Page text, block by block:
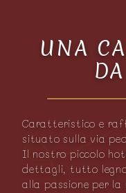
UNA
Caratteristico e
situato sulla via
Il nostro piccolo
dettagli, tutto
alla passione per